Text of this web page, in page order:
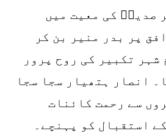
صدیقؓ کی معیت میں
پر بدر منیر بن کر
شہر تکبیر کی روح پرور
انصار ہتھیار سجا سجا
سے رحمت کائنات
استقبال کو پہنچے۔